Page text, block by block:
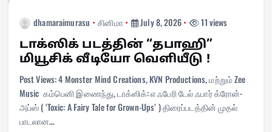
dhamaraimurasu சினிமா July 8, 2026 11 views
டாக்ஸிக் படத்தின் “தபாஹி”
மியூசிக் வீடியோ வெளியீடு !
Post Views: 4 Monster Mind Creations, KVN Productions, மற்றும் Zee
Music கம்பெனி இணைந்து, டாக்ஸிக்: எ ஃபேரி டேல் ஃபார் க்ரோன்-
அப்ஸ் ( ‘Toxic: A Fairy Tale for Grown-Ups’ ) திரைப்படத்தின் முதல்
பாடலான…